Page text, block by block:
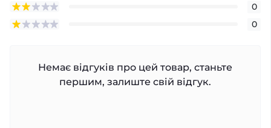
0
0
Немає відгуків про цей товар, станьте
першим, залиште свій відгук.